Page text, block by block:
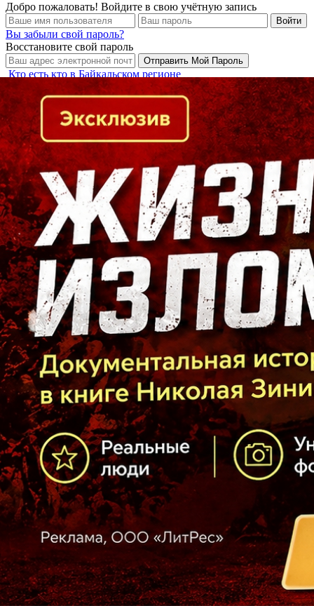
Добро пожаловать! Войдите в свою учётную запись
Вы забыли свой пароль?
Восстановите свой пароль
Кто есть кто в Байкальском регионе